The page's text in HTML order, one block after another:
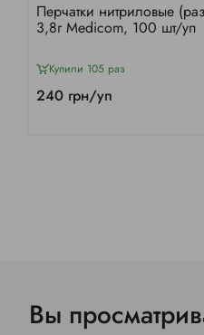
Перчатки нитриловые
3,8г Medicom, 100 шт/уп
Купили 105 раз
240 грн/уп
Вы